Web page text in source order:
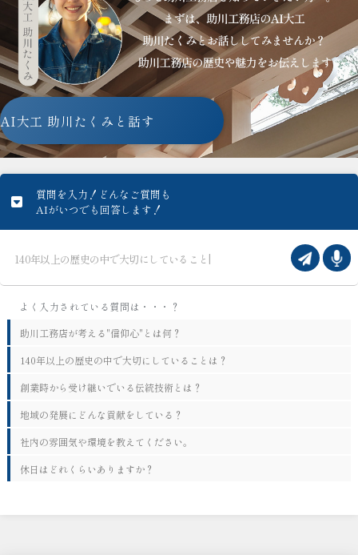
AI大工 助川たくみと話す
質問を入力！どんなご質問も
AIがいつでも回答します！
助川工務店が考える"信仰心"とは何？
140年以上の歴史の中で大切にしていることは？
創業時から受け継いでいる伝統技術とは？
地域の発展にどんな貢献をしている？
社内の雰囲気や環境を教えてください。
休日はどれくらいありますか？